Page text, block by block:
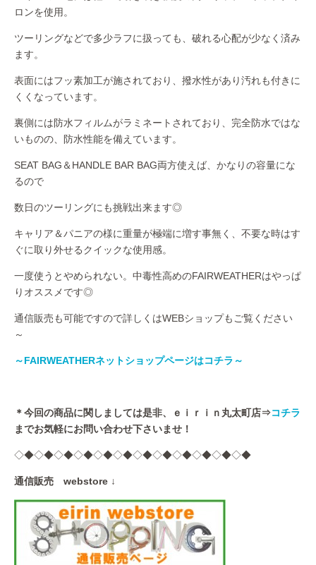
ロンを使用。
ツーリングなどで多少ラフに扱っても、破れる心配が少なく済み
ます。
表面にはフッ素加工が施されており、撥水性があり汚れも付きに
くくなっています。
裏側には防水フィルムがラミネートされており、完全防水ではな
いものの、防水性能を備えています。
SEAT BAG＆HANDLE BAR BAG両方使えば、かなりの容量にな
るので
数日のツーリングにも挑戦出来ます◎
キャリア＆パニアの様に重量が極端に増す事無く、不要な時はす
ぐに取り外せるクイックな使用感。
一度使うとやめられない。中毒性高めのFAIRWEATHERはやっぱ
りオススメです◎
通信販売も可能ですので詳しくはWEBショップもご覧ください
～
～FAIRWEATHERネットショップページはコチラ～
＊今回の商品に関しましては是非、ｅｉｒｉｎ丸太町店⇒コチラ
までお気軽にお問い合わせ下さいませ！
◇◆◇◆◇◆◇◆◇◆◇◆◇◆◇◆◇◆◇◆◇◆◇◆
通信販売 webstore ↓